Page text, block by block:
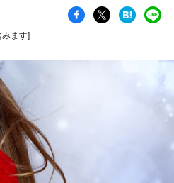
みます]